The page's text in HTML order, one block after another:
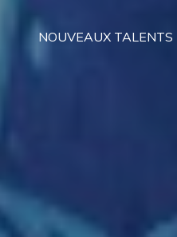
NOUVEAUX TALENTS